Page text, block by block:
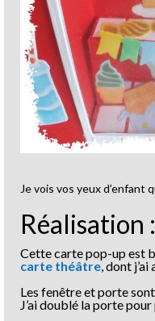
Je vois vos yeux d’enfant
Réalisation :
Cette carte pop-up est
carte théâtre, dont
Les fenêtre et porte
J’ai doublé la porte